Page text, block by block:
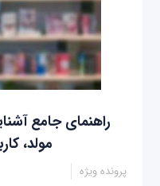
راهنمای جامع
مولد،
پرونده ویژه